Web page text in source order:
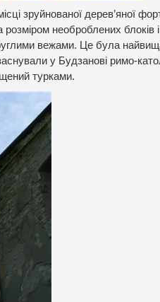
зруйнованої дерев’яної
необроблених блоків і
вежами. Це була
у Будзанові римо-
турками.